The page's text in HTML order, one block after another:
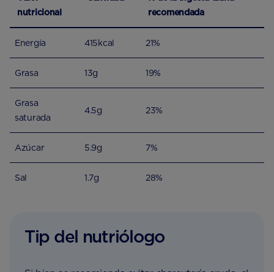
nutricional
recomendada
Energía 415kcal 21%
Grasa 13g 19%
Grasa
saturada
4.5g 23%
Azúcar 5.9g 7%
Sal 1.7g 28%
Tip del nutriólogo